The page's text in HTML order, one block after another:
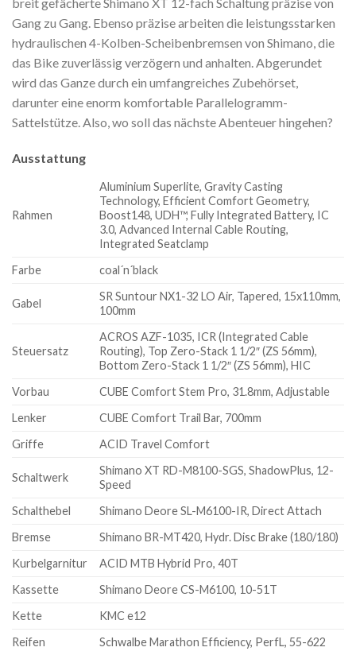
Gang zu Gang. Ebenso präzise arbeiten die leistungsstarken
hydraulischen 4-Kolben-Scheibenbremsen von Shimano, die
das Bike zuverlässig verzögern und anhalten. Abgerundet
wird das Ganze durch ein umfangreiches Zubehörset,
darunter eine enorm komfortable Parallelogramm-
Sattelstütze. Also, wo soll das nächste Abenteuer hingehen?
Ausstattung
Rahmen
Aluminium Superlite, Gravity Casting
Technology, Efficient Comfort Geometry,
Boost148, UDH™, Fully Integrated Battery, IC
3.0, Advanced Internal Cable Routing,
Integrated Seatclamp
Farbe
coal´n´black
Gabel
SR Suntour NX1-32 LO Air, Tapered, 15x110mm,
100mm
Steuersatz
ACROS AZF-1035, ICR (Integrated Cable
Routing), Top Zero-Stack 1 1/2″ (ZS 56mm),
Bottom Zero-Stack 1 1/2″ (ZS 56mm), HIC
Vorbau
CUBE Comfort Stem Pro, 31.8mm, Adjustable
Lenker
CUBE Comfort Trail Bar, 700mm
Griffe
ACID Travel Comfort
Schaltwerk
Shimano XT RD-M8100-SGS, ShadowPlus, 12-
Speed
Schalthebel
Shimano Deore SL-M6100-IR, Direct Attach
Bremse
Shimano BR-MT420, Hydr. Disc Brake (180/180)
Kurbelgarnitur
ACID MTB Hybrid Pro, 40T
Kassette
Shimano Deore CS-M6100, 10-51T
Kette
KMC e12
Reifen
Schwalbe Marathon Efficiency, PerfL, 55-622